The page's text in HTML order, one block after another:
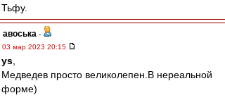
Тьфу.
авоська -
03 мар 2023 20:15
ys
Медведев просто великолепен.В нереальной
форме)